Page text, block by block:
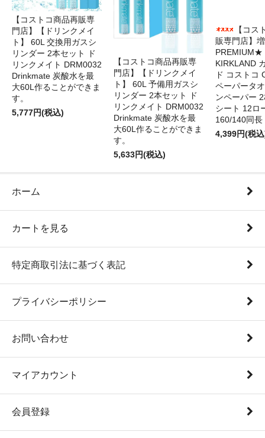
【コストコ商品再販専
門店】【ドリンクメイ
ト】 60L 交換用ガスシ
リンダー 2本セット ド
リンクメイト DRM0032
Drinkmate 炭酸水を最
大60L作ることができま
す。
5,777円(税込)
【コストコ商品再販専
門店】【ドリンクメイ
ト】 60L 予備用ガスシ
リンダー 2本セット ド
リンクメイト DRM0032
Drinkmate 炭酸水を最
大60L作ることができま
す。
5,633円(税込)
【コス
販専門店】
PREMIUM★
KIRKLAND
ド コストコ
ペーパータ
ンペーパー
シート 12ロ
160/140同長
4,399円(税
ホーム
カートを見る
特定商取引法に基づく表記
プライバシーポリシー
お問い合わせ
マイアカウント
会員登録